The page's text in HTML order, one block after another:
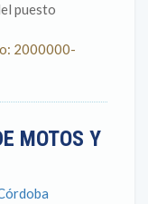
puesto
2000000-
MOTOS Y